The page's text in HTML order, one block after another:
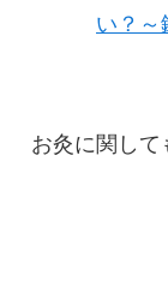
い？～
お灸に関して